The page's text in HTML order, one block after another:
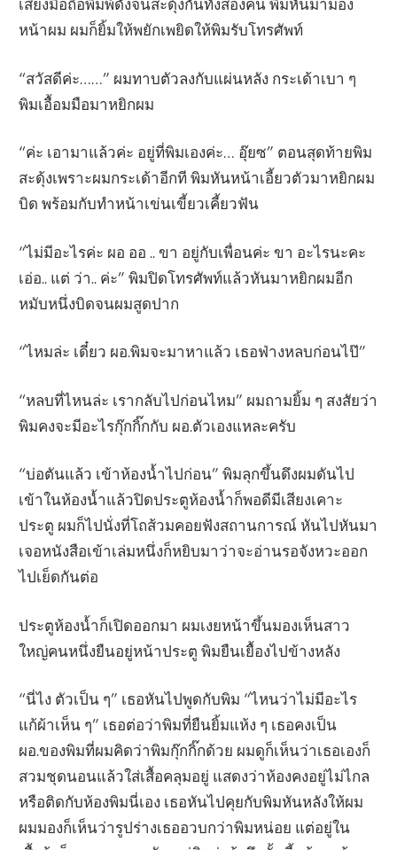
เสียงมือถือพิมพ์ดังจนสะดุ้งกันทั้งสองคน พิมหันมามอง
หน้าผม ผมก็ยิ้มให้พยักเพยิดให้พิมรับโทรศัพท์
“สวัสดีค่ะ……” ผมทาบตัวลงกับแผ่นหลัง กระเด้าเบา ๆ
พิมเอื้อมมือมาหยิกผม
“ค่ะ เอามาแล้วค่ะ อยู่ที่พิมเองค่ะ… อุ๊ยซ” ตอนสุดท้ายพิม
สะดุ้งเพราะผมกระเด้าอีกที พิมหันหน้าเอี้ยวตัวมาหยิกผม
บิด พร้อมกับทำหน้าเข่นเขี้ยวเคี้ยวฟัน
“ไม่มีอะไรค่ะ ผอ ออ .. ขา อยู่กับเพื่อนค่ะ ขา อะไรนะคะ
เอ่อ.. แต่ ว่า.. ค่ะ” พิมปิดโทรศัพท์แล้วหันมาหยิกผมอีก
หมับหนึ่งบิดจนผมสูดปาก
“ไหมล่ะ เดี๋ยว ผอ.พิมจะมาหาแล้ว เธอฟ่างหลบก่อนไป๊”
“หลบที่ไหนล่ะ เรากลับไปก่อนไหม” ผมถามยิ้ม ๆ สงสัยว่า
พิมคงจะมีอะไรกุ๊กกิ๊กกับ ผอ.ตัวเองแหละครับ
“บ่อตันแล้ว เข้าห้องน้ำไปก่อน” พิมลุกขึ้นดึงผมดันไป
เข้าในห้องน้ำแล้วปิดประตูห้องน้ำก็พอดีมีเสียงเคาะ
ประตู ผมก็ไปนั่งที่โถส้วมคอยฟังสถานการณ์ หันไปหันมา
เจอหนังสือเข้าเล่มหนึ่งก็หยิบมาว่าจะอ่านรอจังหวะออก
ไปเย็ดกันต่อ
ประตูห้องน้ำก็เปิดออกมา ผมเงยหน้าขึ้นมองเห็นสาว
ใหญ่คนหนึ่งยืนอยู่หน้าประตู พิมยืนเยื้องไปข้างหลัง
“นี่ไง ตัวเป็น ๆ” เธอหันไปพูดกับพิม “ไหนว่าไม่มีอะไร
แก้ผ้าเห็น ๆ” เธอต่อว่าพิมที่ยืนยิ้มแห้ง ๆ เธอคงเป็น
ผอ.ของพิมที่ผมคิดว่าพิมกุ๊กกิ๊กด้วย ผมดูก็เห็นว่าเธอเองก็
สวมชุดนอนแล้วใส่เสื้อคลุมอยู่ แสดงว่าห้องคงอยู่ไม่ไกล
หรือติดกับห้องพิมนี่เอง เธอหันไปคุยกับพิมหันหลังให้ผม
ผมมองก็เห็นว่ารูปร่างเธออวบกว่าพิมหน่อย แต่อยู่ใน